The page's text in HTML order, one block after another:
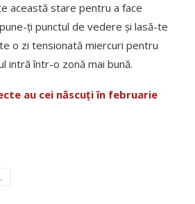
această stare pentru a face
ți punctul de vedere și lasă-te
o zi tensionată miercuri pentru
intră într-o zonă mai bună.
au cei născuți în februarie